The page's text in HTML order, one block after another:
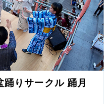
りサークル 踊月